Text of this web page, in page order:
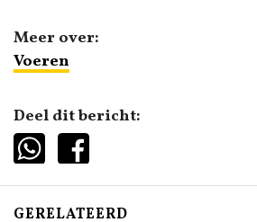
Meer over:
Voeren
Deel dit bericht:
GERELATEERD